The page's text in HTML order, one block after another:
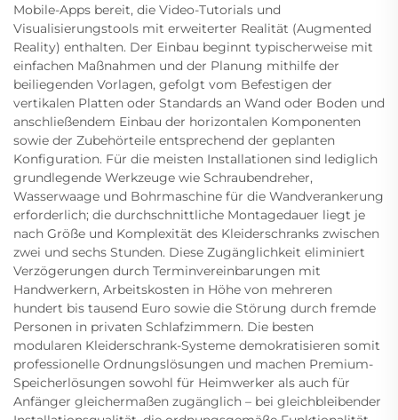
Mobile-Apps bereit, die Video-Tutorials und
Visualisierungstools mit erweiterter Realität (Augmented
Reality) enthalten. Der Einbau beginnt typischerweise mit
einfachen Maßnahmen und der Planung mithilfe der
beiliegenden Vorlagen, gefolgt vom Befestigen der
vertikalen Platten oder Standards an Wand oder Boden und
anschließendem Einbau der horizontalen Komponenten
sowie der Zubehörteile entsprechend der geplanten
Konfiguration. Für die meisten Installationen sind lediglich
grundlegende Werkzeuge wie Schraubendreher,
Wasserwaage und Bohrmaschine für die Wandverankerung
erforderlich; die durchschnittliche Montagedauer liegt je
nach Größe und Komplexität des Kleiderschranks zwischen
zwei und sechs Stunden. Diese Zugänglichkeit eliminiert
Verzögerungen durch Terminvereinbarungen mit
Handwerkern, Arbeitskosten in Höhe von mehreren
hundert bis tausend Euro sowie die Störung durch fremde
Personen in privaten Schlafzimmern. Die besten
modularen Kleiderschrank-Systeme demokratisieren somit
professionelle Ordnungslösungen und machen Premium-
Speicherlösungen sowohl für Heimwerker als auch für
Anfänger gleichermaßen zugänglich – bei gleichbleibender